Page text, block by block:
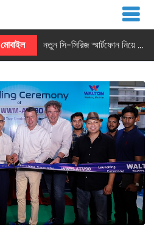
মোবাইল নতুন সি-সিরিজ স্মার্টফোন নিয়ে আসছে রিয়েলমি